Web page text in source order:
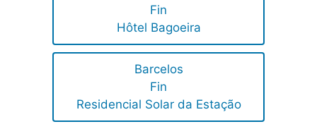
Fin
Hôtel Bagoeira
Barcelos
Fin
Residencial Solar da Estação